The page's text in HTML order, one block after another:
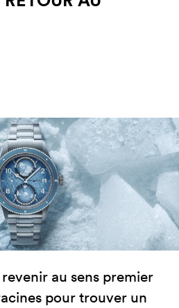
au sens premier
pour trouver un